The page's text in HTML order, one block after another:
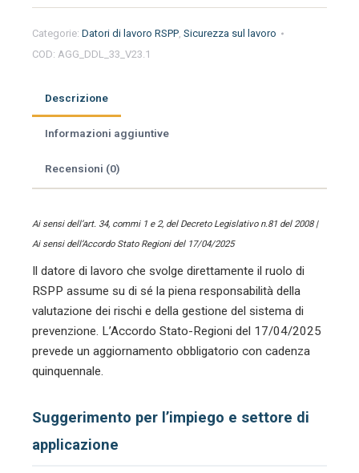
RSPP.
comunicazione
persuasiva
tecniche
di
problem
quantità
Categorie: Datori di lavoro RSPP, Sicurezza sul lavoro
COD: AGG_DDL_33_V23.1
Descrizione
Informazioni aggiuntive
Recensioni (0)
Ai sensi dell’art. 34, commi 1 e 2, del Decreto Legislativo n.81 del 2008 |
Ai sensi dell’Accordo Stato Regioni del 17/04/2025
Il datore di lavoro che svolge direttamente il ruolo di
RSPP assume su di sé la piena responsabilità della
valutazione dei rischi e della gestione del sistema di
prevenzione. L’Accordo Stato-Regioni del 17/04/2025
prevede un aggiornamento obbligatorio con cadenza
quinquennale.
Suggerimento per l’impiego e settore di
applicazione